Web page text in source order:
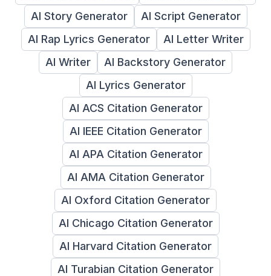
AI Story Generator
AI Script Generator
AI Rap Lyrics Generator
AI Letter Writer
AI Writer
AI Backstory Generator
AI Lyrics Generator
AI ACS Citation Generator
AI IEEE Citation Generator
AI APA Citation Generator
AI AMA Citation Generator
AI Oxford Citation Generator
AI Chicago Citation Generator
AI Harvard Citation Generator
AI Turabian Citation Generator